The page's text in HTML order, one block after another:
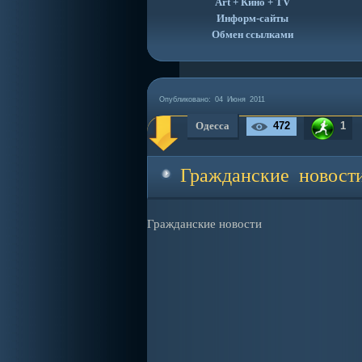
Информ-сайты
Обмен ссылками
Опубликовано: 04 Июня 2011
Одесса 472 1
Гражданские
Гражданские новости